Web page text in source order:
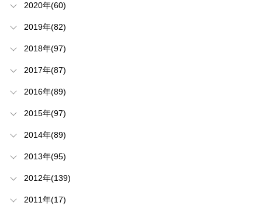
2020年(60)
2019年(82)
2018年(97)
2017年(87)
2016年(89)
2015年(97)
2014年(89)
2013年(95)
2012年(139)
2011年(17)